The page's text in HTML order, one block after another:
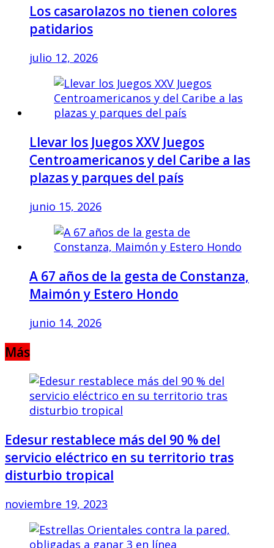
Los casarolazos no tienen colores
patidarios
julio 12, 2026
Llevar los Juegos XXV Juegos
Centroamericanos y del Caribe a las
plazas y parques del país
junio 15, 2026
A 67 años de la gesta de Constanza,
Maimón y Estero Hondo
junio 14, 2026
Más
Edesur restablece más del 90 % del
servicio eléctrico en su territorio tras
disturbio tropical
noviembre 19, 2023